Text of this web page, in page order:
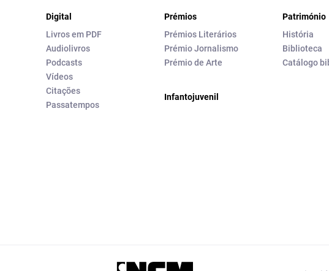
Digital
Livros em PDF
Audiolivros
Podcasts
Vídeos
Citações
Passatempos
Prémios
Prémios Literários
Prémio Jornalismo
Prémio de Arte
Infantojuvenil
Património
História
Biblioteca
Catálogo